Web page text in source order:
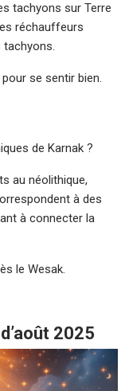
tachyons sur Terre
réchauffeurs
tachyons.
se sentir bien.
de Karnak ?
au néolithique,
à des
à connecter la
le Wesak.
2025